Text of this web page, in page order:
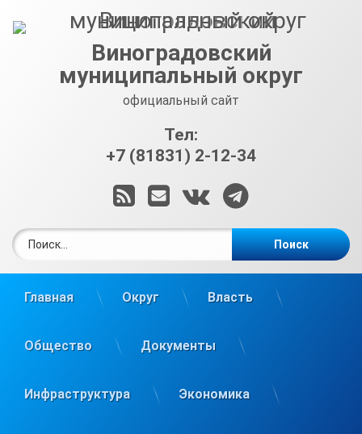
Виноградовский
муниципальный округ
официальный сайт
Тел:
+7 (81831) 2-12-34
RSSE-mailВКонтакте
Telegram
Главная Округ Власть
Общество Документы
Инфраструктура Экономика